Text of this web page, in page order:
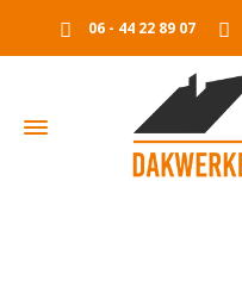
06 - 44 22 89 07